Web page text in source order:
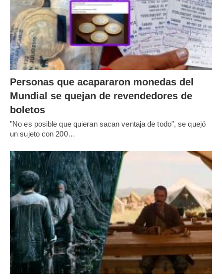
Personas que acapararon monedas del
Mundial se quejan de revendedores de
boletos
"No es posible que quieran sacan ventaja de todo", se quejó
un sujeto con 200…